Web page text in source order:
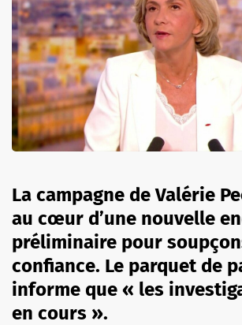
La campagne de Valérie
au cœur d’une nouvelle
préliminaire pour
confiance. Le parquet de
informe que « les
en cours ».